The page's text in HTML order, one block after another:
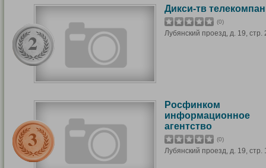
Дикси-тв
(0)
Лубянский проезд, д. 19, стр.
Росфинком
информационное
агентство
(0)
Лубянский проезд, д. 19, стр.